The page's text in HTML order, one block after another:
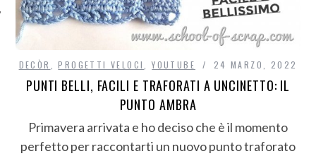
DECÒR ,PROGETTI VELOCI ,YOUTUBE 24 MARZO, 2022
PUNTI BELLI, FACILI E TRAFORATI A UNCINETTO: IL
PUNTO AMBRA
Primavera arrivata e ho deciso che è il momento
perfetto per raccontarti un nuovo punto traforato